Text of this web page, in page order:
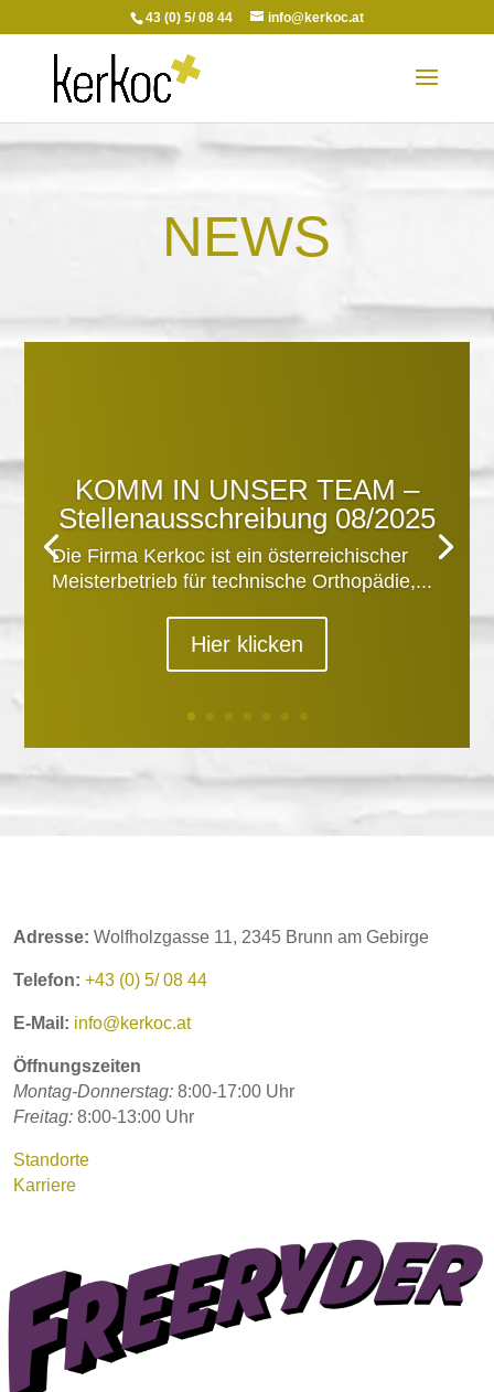
43 (0) 5/ 08 44 info@kerkoc.at
NEWS
KOMM IN UNSER TEAM –
Stellenausschreibung 08/2025
Die Firma Kerkoc ist ein österreichischer
Meisterbetrieb für technische Orthopädie,...
Hier klicken
Adresse: Wolfholzgasse 11, 2345 Brunn am Gebirge
Telefon: +43 (0) 5/ 08 44
E-Mail: info@kerkoc.at
Öffnungszeiten
Montag-Donnerstag: 8:00-17:00 Uhr
Freitag: 8:00-13:00 Uhr
Standorte
Karriere